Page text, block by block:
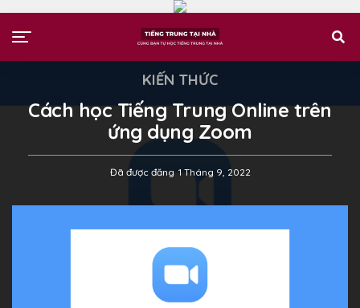
KIẾN THỨC
Cách học Tiếng Trung Online trên
ứng dụng Zoom
Đã được đăng 1 Tháng 9, 2022